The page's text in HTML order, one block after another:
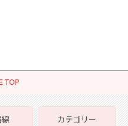
TOP
カテゴリー